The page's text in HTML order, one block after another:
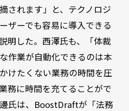
されます」と、テクノロジ
ザーでも容易に導入できる
明した。西澤氏も、「体裁
作業が自動化できるのは本
けたくない業務の時間を圧
務に時間を充てることがで
氏は、BoostDraftが「法務